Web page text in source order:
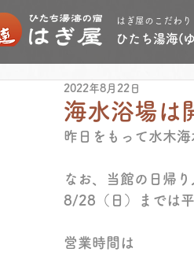
はぎ屋のこだわり
ひたち湯海(
海水浴場
2022年8月22日
昨日をもって水木
なお、当館の日帰
8/28（日）までは
営業時間は